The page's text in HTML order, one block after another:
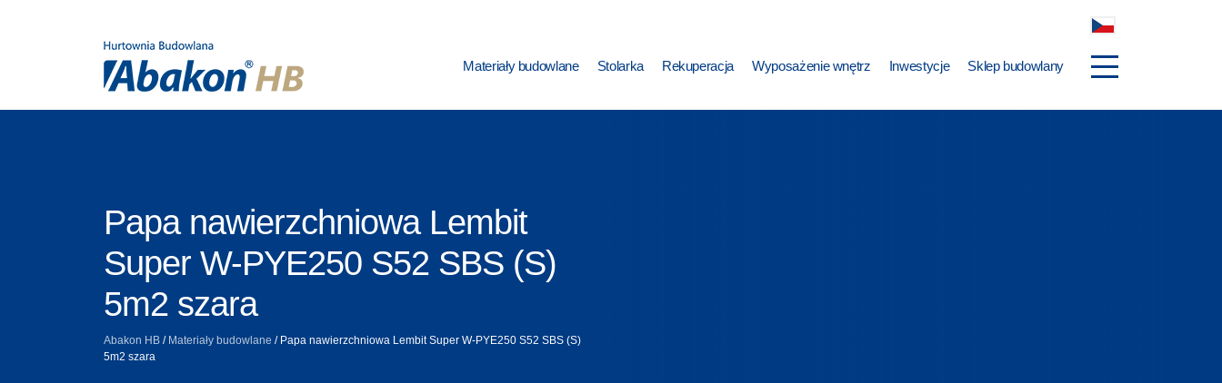
Materiały budowlane Stolarka Rekuperacja Wyposażenie wnętrz Inwestycje Sklep budowlany
Papa nawierzchniowa Lembit
Super W-PYE250 S52 SBS (S)
5m2 szara
Abakon HB / Materiały budowlane / Papa nawierzchniowa Lembit Super W-PYE250 S52 SBS (S)
5m2 szara